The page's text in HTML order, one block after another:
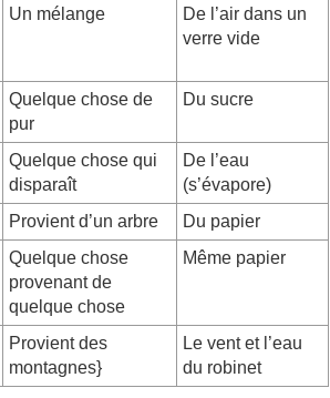
Un mélange
De l’air dans un
verre vide
Quelque chose de
pur
Du sucre
Quelque chose qui
disparaît
De l’eau
(s’évapore)
Provient d’un arbre
Du papier
Quelque chose
provenant de
quelque chose
Même papier
Provient des
montagnes}
Le vent et l’eau
du robinet